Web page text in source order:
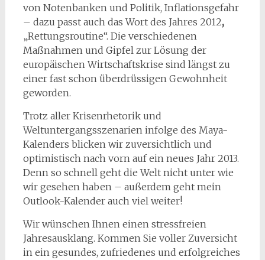
von Notenbanken und Politik, Inflationsgefahr
– dazu passt auch das Wort des Jahres 2012,
„Rettungsroutine“. Die verschiedenen
Maßnahmen und Gipfel zur Lösung der
europäischen Wirtschaftskrise sind längst zu
einer fast schon überdrüssigen Gewohnheit
geworden.
Trotz aller Krisenrhetorik und
Weltuntergangsszenarien infolge des Maya-
Kalenders blicken wir zuversichtlich und
optimistisch nach vorn auf ein neues Jahr 2013.
Denn so schnell geht die Welt nicht unter wie
wir gesehen haben – außerdem geht mein
Outlook-Kalender auch viel weiter!
Wir wünschen Ihnen einen stressfreien
Jahresausklang. Kommen Sie voller Zuversicht
in ein gesundes, zufriedenes und erfolgreiches